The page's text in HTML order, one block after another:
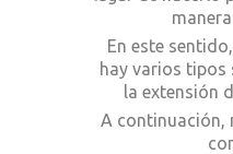
En este
hay varios tipos
la extensión
A continuación,